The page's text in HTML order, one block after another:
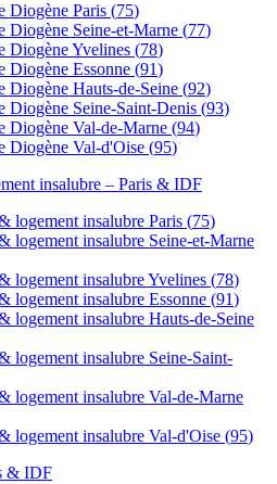
Diogène Paris (75)
Diogène Seine-et-Marne (77)
DiogèneYvelines (78)
Diogène Essonne (91)
Diogène Hauts-de-Seine (92)
Diogène Seine-Saint-Denis (93)
Diogène Val-de-Marne (94)
Diogène Val-d'Oise (95)
insalubre – Paris & IDF
logement insalubre Paris (75)
logement insalubre Seine-et-Marne
logement insalubreYvelines (78)
logement insalubre Essonne (91)
logement insalubre Hauts-de-Seine
logement insalubre Seine-Saint-
logement insalubre Val-de-Marne
logement insalubre Val-d'Oise (95)
& IDF